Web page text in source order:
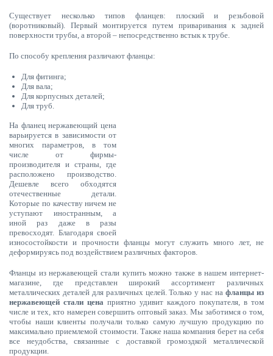
Существует несколько типов фланцев: плоский и резьбовой
(воротниковый). Первый монтируется путем приваривания к задней
поверхности трубы, а второй – непосредственно встык к трубе.
По способу крепления различают фланцы:
Для фитинга;
Для вала;
Для корпусных деталей;
Для труб.
На фланец нержавеющий цена
варьируется в зависимости от
многих параметров, в том
числе от фирмы-
производителя и страны, где
расположено производство.
Дешевле всего обходятся
отечественные детали.
Которые по качеству ничем не
уступают иностранным, а
иной раз даже в разы
превосходят. Благодаря своей
износостойкости и прочности фланцы могут служить много лет, не
деформируясь под воздействием различных факторов.
Фланцы из нержавеющей стали купить можно также в нашем интернет-
магазине, где представлен широкий ассортимент различных
металлических деталей для различных целей. Только у нас нафланцы из
нержавеющей стали цена приятно удивит каждого покупателя, в том
числе и тех, кто намерен совершить оптовый заказ. Мы заботимся о том,
чтобы наши клиенты получали только самую лучшую продукцию по
максимально приемлемой стоимости. Также наша компания берет на себя
все неудобства, связанные с доставкой громоздкой металлической
продукции.